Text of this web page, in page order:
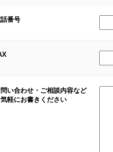
番号
い合わせ・ご相談内容など
軽にお書きください